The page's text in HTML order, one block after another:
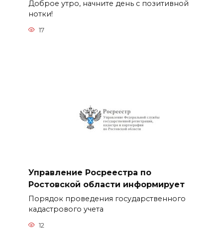
Доброе утро, начните день с позитивной
нотки!
17
Управление Росреестра по
Ростовской области информирует
Порядок проведения государственного
кадастрового учета
12